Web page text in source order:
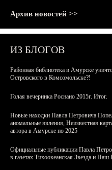
Архив новостей >>
ИЗ БЛОГОВ
Районная библиотека в Амурске
Островского в Комсомольске?!
Голая вечеринка Роснано 2015г. Итог.
Новые находки Павла Петровича
аномальные явления, Неизвестная
автора в Амурске по 2025
Официальные публикации Павла
в газетах Тихоокеанская Звезда и